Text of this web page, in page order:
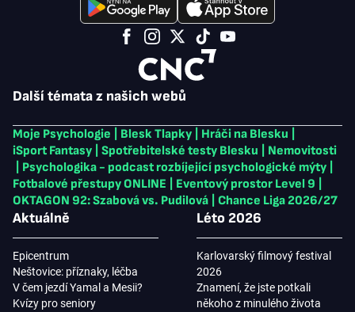
Další témata z našich webů
Moje Psychologie Blesk Tlapky Hráči na Blesku
iSport Fantasy
Spotřebitelské testy Blesku
Nemovitosti
Psychologika - podcast rozbíjející psychologické mýty
Fotbalové přestupy ONLINE
Eventový prostor Level 9
OKTAGON 92: Szabová vs. Pudilová
Chance Liga 2026/27
Aktuálně
Epicentrum
Neštovice: příznaky, léčba
V čem jezdí Yamal a Mesii?
Kvízy pro seniory
Léto 2026
Karlovarský filmový festival
2026
Znamení, že jste potkali
někoho z minulého života